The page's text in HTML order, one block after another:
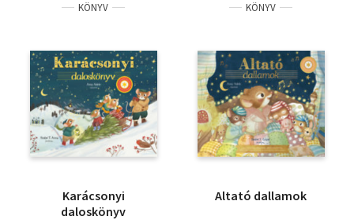
KÖNYV
Karácsonyi
daloskönyv
KÖNYV
Altató dallamok